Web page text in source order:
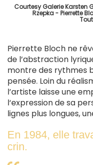
Courtesy Galerie Karsten
Rzepka - Pierrette
Pierrette Bloch ne
de l’abstraction
montre des rythmes
pensée. Loin du
l’artiste laisse une
l‘expression de sa
lignes plus longues,
En 1984, elle
crin.